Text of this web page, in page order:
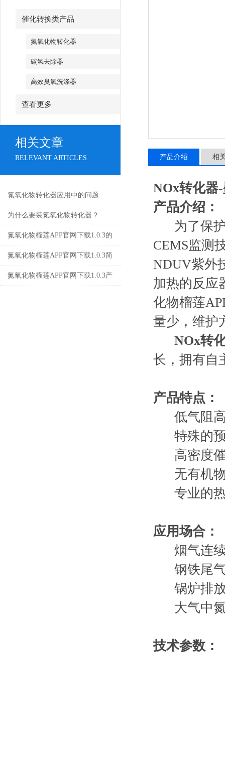
催化转换类产品
氮氧化物转化器
碳氢去除器
高效臭氧洗涤器
查看更多
相关文章
RELEVANT ARTICLES
氮氧化物转化器应用中的问题
为什么要装氮氧化物转化器？
氮氧化物榴莲APP官网下载1.0.3的
正确使用方法
氮氧化物榴莲APP官网下载1.0.3简
介
氮氧化物榴莲APP官网下载1.0.3产
产品介绍 相
NOx转化器
产品介绍：
为了保护
CEMS监测
NDUV紫外
加热的反应
化物榴莲
量少，维护
NOx转
长，拥有自
产品特点：
低气阻高
特殊的预
高密度催
无有机物
专业的热
应用场合：
烟气连续
钢铁尾气
锅炉排放
大气中氮
技术参数：